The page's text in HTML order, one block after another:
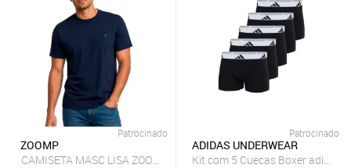
Patrocinado
ZOOMP
CAMISETA MASC LISA ZOOMP
Patrocinado
ADIDAS UNDERWEAR
Kit com 5 Cuecas Boxer adidas